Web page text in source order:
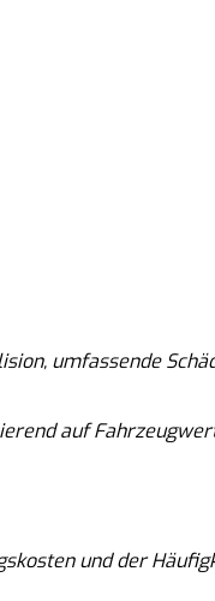
umfassende
auf
und der